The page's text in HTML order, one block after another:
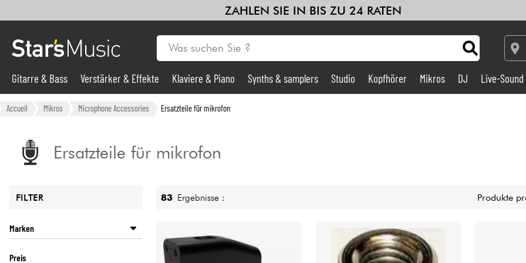
ZAHLEN SIE IN BIS ZU 24 RATEN
Gitarre & Bass
Violinen & Quartett
Gitarre & Bass Verstärker & Effekte Klaviere & Piano Synths & samplers Studio Kopfhörer Mikros DJ Live-Sound
Accueil Mikros Microphone Accessories Ersatzteile für mikrofon
Ersatzteile für mikrofon
FILTER
Marken
Preis
83 Ergebnisse : Produkte